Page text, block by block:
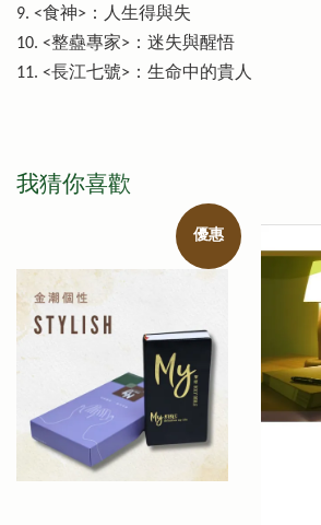
9. <食神>：人生得與失
10. <整蠱專家>：迷失與醒悟
11. <長江七號>：生命中的貴人
我猜你喜歡
優惠